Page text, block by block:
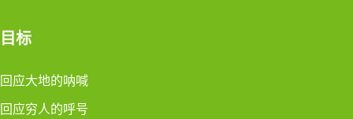
目标
回应大地的呐喊
回应穷人的呼号